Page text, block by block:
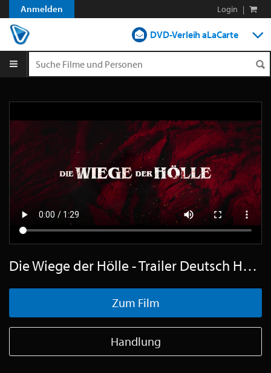
Anmelden Login |
DVD-Verleih aLaCarte
Blog
Die Wiege der Hölle - Trailer Deutsch HD
Zum Film
Handlung